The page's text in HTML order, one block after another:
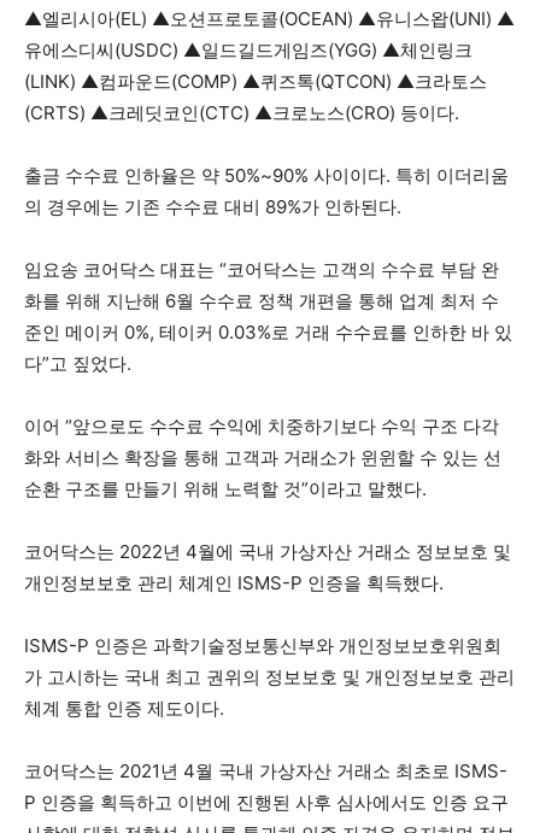
▲엘리시아(EL) ▲오션프로토콜(OCEAN) ▲유니스왑(UNI) ▲
유에스디씨(USDC) ▲일드길드게임즈(YGG) ▲체인링크
(LINK) ▲컴파운드(COMP) ▲퀴즈톡(QTCON) ▲크라토스
(CRTS) ▲크레딧코인(CTC) ▲크로노스(CRO) 등이다.
출금 수수료 인하율은 약 50%~90% 사이이다. 특히 이더리움
의 경우에는 기존 수수료 대비 89%가 인하된다.
임요송 코어닥스 대표는 “코어닥스는 고객의 수수료 부담 완
화를 위해 지난해 6월 수수료 정책 개편을 통해 업계 최저 수
준인 메이커 0%, 테이커 0.03%로 거래 수수료를 인하한 바 있
다”고 짚었다.
이어 “앞으로도 수수료 수익에 치중하기보다 수익 구조 다각
화와 서비스 확장을 통해 고객과 거래소가 윈윈할 수 있는 선
순환 구조를 만들기 위해 노력할 것”이라고 말했다.
코어닥스는 2022년 4월에 국내 가상자산 거래소 정보보호 및
개인정보보호 관리 체계인 ISMS-P 인증을 획득했다.
ISMS-P 인증은 과학기술정보통신부와 개인정보보호위원회
가 고시하는 국내 최고 권위의 정보보호 및 개인정보보호 관리
체계 통합 인증 제도이다.
코어닥스는 2021년 4월 국내 가상자산 거래소 최초로 ISMS-
P 인증을 획득하고 이번에 진행된 사후 심사에서도 인증 요구